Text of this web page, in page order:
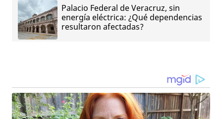
Palacio Federal de Veracruz, sin
energía eléctrica: ¿Qué dependencias
resultaron afectadas?